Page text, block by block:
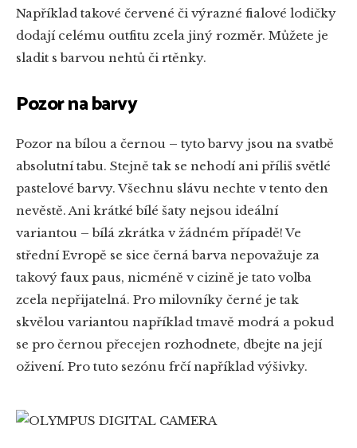
Například takové červené či výrazné fialové lodičky
dodají celému outfitu zcela jiný rozměr. Můžete je
sladit s barvou nehtů či rtěnky.
Pozor na barvy
Pozor na bílou a černou – tyto barvy jsou na svatbě
absolutní tabu. Stejně tak se nehodí ani příliš světlé
pastelové barvy. Všechnu slávu nechte v tento den
nevěstě. Ani krátké bílé šaty nejsou ideální
variantou – bílá zkrátka v žádném případě! Ve
střední Evropě se sice černá barva nepovažuje za
takový faux paus, nicméně v cizině je tato volba
zcela nepřijatelná. Pro milovníky černé je tak
skvělou variantou například tmavě modrá a pokud
se pro černou přecejen rozhodnete, dbejte na její
oživení. Pro tuto sezónu frčí například výšivky.